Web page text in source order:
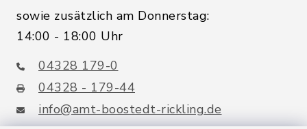
sowie zusätzlich am Donnerstag:
14:00 - 18:00 Uhr
04328 179-0
04328 - 179-44
info@amt-boostedt-rickling.de